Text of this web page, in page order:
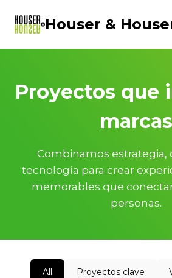
Houser &
Proyectos que
marcas
Combinamos estrategia,
tecnología para crear
memorables que
personas.
All Proyectos clave